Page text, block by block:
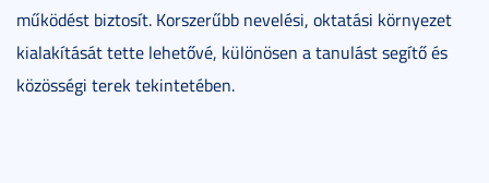
működést biztosít. Korszerűbb nevelési, oktatási környezet
kialakítását tette lehetővé, különösen a tanulást segítő és
közösségi terek tekintetében.